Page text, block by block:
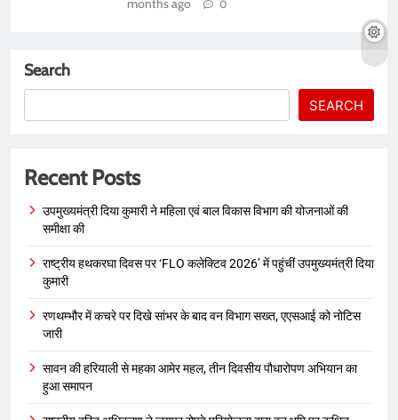
months ago 0
Search
SEARCH
Recent Posts
उपमुख्यमंत्री दिया कुमारी ने महिला एवं बाल विकास विभाग की योजनाओं की
समीक्षा की
राष्ट्रीय हथकरघा दिवस पर ‘FLO कलेक्टिव 2026’ में पहुंचीं उपमुख्यमंत्री दिया
कुमारी
रणथम्भौर में कचरे पर दिखे सांभर के बाद वन विभाग सख्त, एएसआई को नोटिस
जारी
सावन की हरियाली से महका आमेर महल, तीन दिवसीय पौधारोपण अभियान का
हुआ समापन